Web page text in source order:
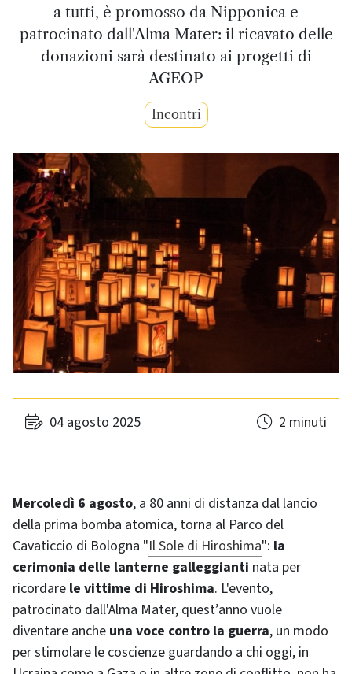
a tutti, è promosso da Nipponica e
patrocinato dall'Alma Mater: il ricavato delle
donazioni sarà destinato ai progetti di
AGEOP
Incontri
04 agosto 2025 2 minuti
Mercoledì 6 agosto, a 80 anni di distanza dal lancio
della prima bomba atomica, torna al Parco del
Cavaticcio di Bologna "Il Sole di Hiroshima": la
cerimonia delle lanterne galleggianti nata per
ricordare le vittime di Hiroshima. L'evento,
patrocinato dall'Alma Mater, quest’anno vuole
diventare anche una voce contro la guerra, un modo
per stimolare le coscienze guardando a chi oggi, in